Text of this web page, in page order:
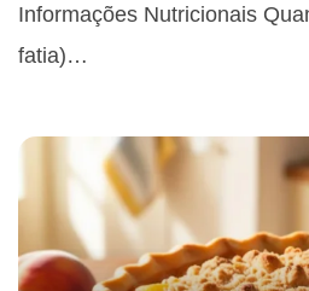
Informações Nutricionais
fatia)…